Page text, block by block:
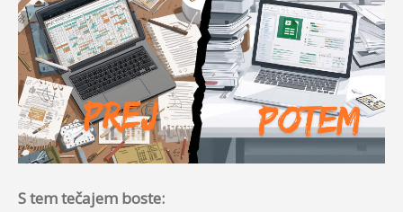
S tem tečajem boste: